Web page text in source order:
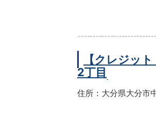
【クレジッ
2丁目
住所：大分県大分市